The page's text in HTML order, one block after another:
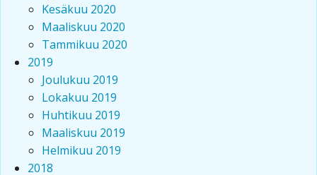
Kesäkuu 2020
Maaliskuu 2020
Tammikuu 2020
2019
Joulukuu 2019
Lokakuu 2019
Huhtikuu 2019
Maaliskuu 2019
Helmikuu 2019
2018